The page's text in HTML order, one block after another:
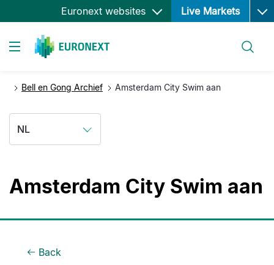
Overslaan
en
gaan
Euronext websites Live Markets Open
Bell en Gong Archief Amsterdam City Swim aan
NL
Amsterdam City Swim aan
Back